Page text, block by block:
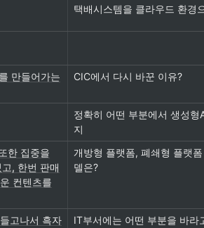
택배시스템을 클라우드 환경
만들어가는 CIC에서 다시 바꾼 이유?
정확히 어떤 부분에서 생성형
지
한 집중을
, 한번 판매
컨텐츠를
개방형 플랫폼, 폐쇄형 플랫
델은?
고나서 흑자
IT부서에는 어떤 부분을 바라